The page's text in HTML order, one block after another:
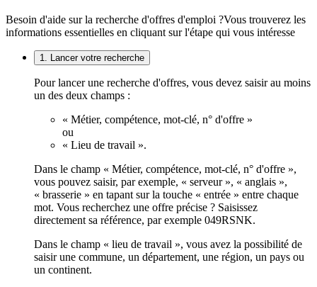
Besoin d'aide sur la recherche d'offres d'emploi ?Vous trouverez les
informations essentielles en cliquant sur l'étape qui vous intéresse
1. Lancer votre recherche
Pour lancer une recherche d'offres, vous devez saisir au moins
un des deux champs :
« Métier, compétence, mot-clé, n° d'offre »
ou
« Lieu de travail ».
Dans le champ « Métier, compétence, mot-clé, n° d'offre »,
vous pouvez saisir, par exemple, « serveur », « anglais »,
« brasserie » en tapant sur la touche « entrée » entre chaque
mot. Vous recherchez une offre précise ? Saisissez
directement sa référence, par exemple 049RSNK.
Dans le champ « lieu de travail », vous avez la possibilité de
saisir une commune, un département, une région, un pays ou
un continent.